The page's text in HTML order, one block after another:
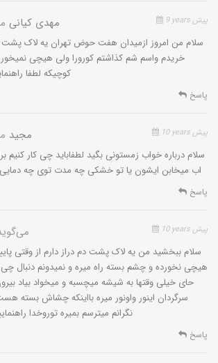
مهدی کیانی 9 years پیش
سلام من امروز ازمیدان هفت حوض تهران یه لاک پشت
خریدم واسم شم کذاشتم کورورا ولی هیچی
کوچیکه لطفا
پاسخ
مجید 10 years پیش
سلام درباره خواب زمستونی بگید لطفاباید چی کار کنیم
اب میخابن ایشون یا تو خشکی چه مدت توی چه
پاسخ
10 years پیش
سلام ببخشید من یه لاک پشت دم دراز دارم از وقتی
هیچی نخورده و چشم بسته راه میره و نمیدونم دنبال
حای خیلی وقتها به شیشه میچسبه و میخواد بیاد
سرگردان اینور واونور میره بااینکه چشاش بسته
نگرانم میترسم بمیره توروخدا
پاسخ